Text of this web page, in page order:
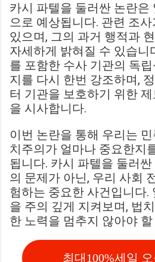
카시 파텔을 둘러싼 논란은
으로 예상됩니다. 관련 조
있으며, 그의 과거 행적과
자세하게 밝혀질 수 있습니
를 포함한 수사 기관의 독
지를 다시 한번 강조하며,
터 기관을 보호하기 위한
을 시사합니다.
이번 논란을 통해 우리는
치주의가 얼마나 중요한지
됩니다. 카시 파텔을 둘러
의 문제가 아닌, 우리 사회
험하는 중요한 사건입니다.
을 주의 깊게 지켜보며, 법
한 노력을 멈추지 않아야
최대100%세일